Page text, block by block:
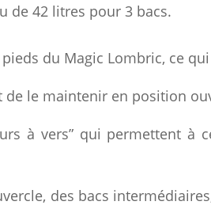
de 42 litres pour 3 bacs.
du Magic Lombric, ce
de le maintenir en position
à vers” qui permettent à
des bacs